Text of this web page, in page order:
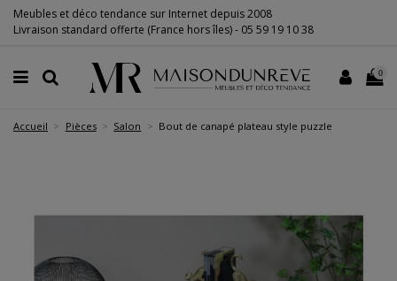
Meubles et déco tendance sur Internet depuis 2008
Livraison standard offerte (France hors îles) - 05 59 19 10 38
0
Accueil Pièces Salon Bout de canapé plateau style puzzle